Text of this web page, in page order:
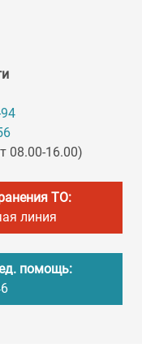
08.00-16.00)
ТО:
линия
помощь: